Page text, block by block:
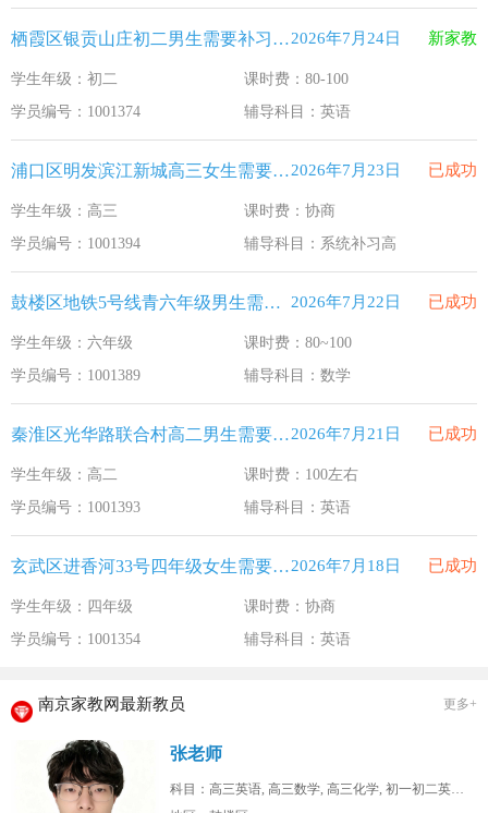
栖霞区银贡山庄初二男生需要补习英语2026年7月24日 新家教
学生年级：初二
课时费：80-100
学员编号：1001374
辅导科目：英语
浦口区明发滨江新城高三女生需要补习系统补习高2026年7月23日 已成功
学生年级：高三
课时费：协商
学员编号：1001394
辅导科目：系统补习高
鼓楼区地铁5号线青六年级男生需要补习数学 2026年7月22日 已成功
学生年级：六年级
课时费：80~100
学员编号：1001389
辅导科目：数学
秦淮区光华路联合村高二男生需要补习英语2026年7月21日 已成功
学生年级：高二
课时费：100左右
学员编号：1001393
辅导科目：英语
玄武区进香河33号四年级女生需要补习英语2026年7月18日 已成功
学生年级：四年级
课时费：协商
学员编号：1001354
辅导科目：英语
南京家教网最新教员 更多+
张老师
科目：高三英语, 高三数学, 高三化学, 初一初二英语...